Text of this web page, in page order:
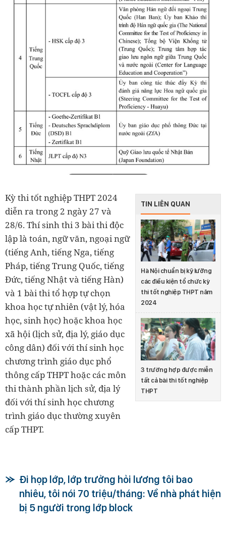
TIN LIÊN QUAN
Hà Nội chuẩn bị kỹ lưỡng
các điều kiện tổ chức kỳ
thi tốt nghiệp THPT năm
2024
3 trường hợp được miễn
tất cả bài thi tốt nghiệp
THPT
Kỳ thi tốt nghiệp THPT 2024
diễn ra trong 2 ngày 27 và
28/6. Thí sinh thi 3 bài thi độc
lập là toán, ngữ văn, ngoại ngữ
(tiếng Anh, tiếng Nga, tiếng
Pháp, tiếng Trung Quốc, tiếng
Đức, tiếng Nhật và tiếng Hàn)
và 1 bài thi tổ hợp tự chọn
khoa học tự nhiên (vật lý, hóa
học, sinh học) hoặc khoa học
xã hội (lịch sử, địa lý, giáo dục
công dân) đối với thí sinh học
chương trình giáo dục phổ
thông cấp THPT hoặc các môn
thi thành phần lịch sử, địa lý
đối với thí sinh học chương
trình giáo dục thường xuyên
cấp THPT.
Đi họp lớp, lớp trưởng hỏi lương tôi bao
nhiêu, tôi nói 70 triệu/tháng: Về nhà phát hiện
bị 5 người trong lớp block